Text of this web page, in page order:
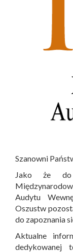
Szanowni
Jako że do
Audytu
Oszustw
do zapoznania
Aktualne
dedykowanej